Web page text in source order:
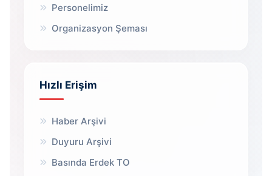
Personelimiz
Organizasyon Şeması
Hızlı Erişim
Haber Arşivi
Duyuru Arşivi
Basında Erdek TO